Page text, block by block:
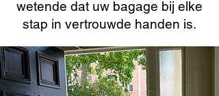
wetende dat uw bagage bij elke
stap in vertrouwde handen is.